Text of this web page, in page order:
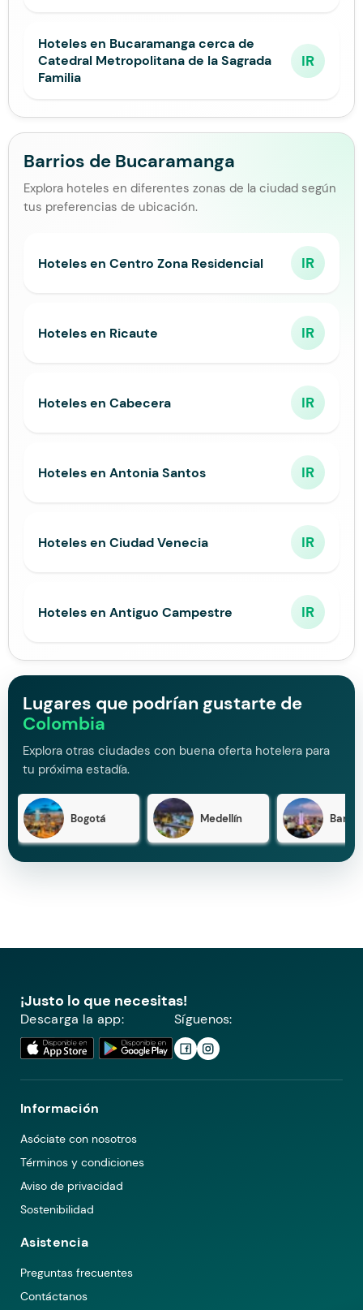
Hoteles en Bucaramanga cerca de
Catedral Metropolitana de la Sagrada
Familia
IR
Barrios de Bucaramanga
Explora hoteles en diferentes zonas de la ciudad según
tus preferencias de ubicación.
Hoteles en Centro Zona Residencial IR
Hoteles en Ricaute IR
Hoteles en Cabecera IR
Hoteles en Antonia Santos IR
Hoteles en Ciudad Venecia IR
Hoteles en Antiguo Campestre IR
Lugares que podrían gustarte de
Colombia
Explora otras ciudades con buena oferta hotelera para
tu próxima estadía.
Bogotá Medellín
¡Justo lo que necesitas!
Descarga la app: Síguenos:
Información
Asóciate con nosotros
Términos y condiciones
Aviso de privacidad
Sostenibilidad
Asistencia
Preguntas frecuentes
Contáctanos